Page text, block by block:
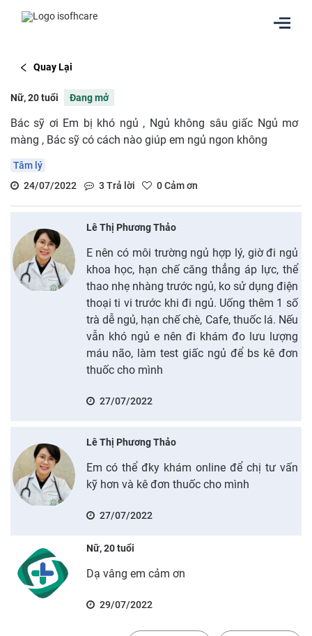
Quay Lại
Nữ, 20 tuổi Đang mở
Bác sỹ ơi Em bị khó ngủ , Ngủ không sâu giấc Ngủ mơ
màng , Bác sỹ có cách nào giúp em ngủ ngon không
Tâm lý
24/07/2022
3 Trả lời 0Cảm ơn
Lê Thị Phương Thảo
E nên có môi trường ngủ hợp lý, giờ đi ngủ
khoa học, hạn chế căng thẳng áp lực, thể
thao nhẹ nhàng trước ngủ, ko sử dụng điện
thoại ti vi trước khi đi ngủ. Uống thêm 1 số
trà dễ ngủ, hạn chế chè, Cafe, thuốc lá. Nếu
vẫn khó ngủ e nên đi khám đo lưu lượng
máu não, làm test giấc ngủ để bs kê đơn
thuốc cho mình
27/07/2022
Lê Thị Phương Thảo
Em có thể đky khám online để chị tư vấn
kỹ hơn và kê đơn thuốc cho mình
27/07/2022
Nữ, 20 tuổi
Dạ vâng em cảm ơn
29/07/2022